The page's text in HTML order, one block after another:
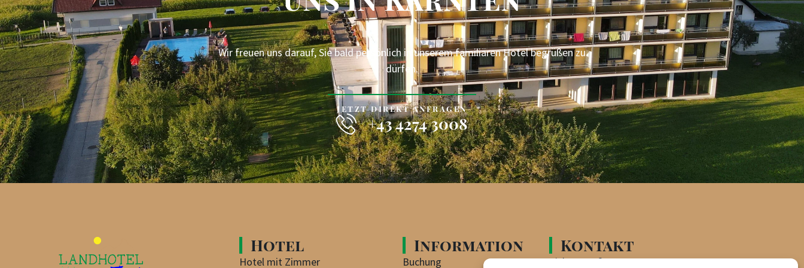
Wir freuen uns darauf, Sie bald persönlich in unserem familiären Hotel begrüßen zu
dürfen.
JETZT DIREKT ANFRAGEN
+43 4274 3008
Hotel
Hotel mit Zimmer
Information
Buchung
Kontakt
Aicher Straße 96